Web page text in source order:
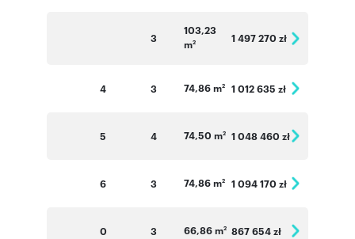
3
103,23
m2 1 497 270 zł
4 3 74,86 m2 1 012 635 zł
5 4 74,50 m2 1 048 460 zł
6 3 74,86 m2 1 094 170 zł
0 3 66,86 m2 867 654 zł